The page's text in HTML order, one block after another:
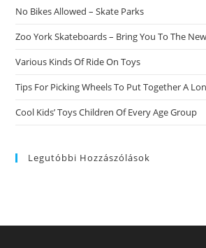
No Bikes Allowed – Skate Parks
Zoo York Skateboards – Bring You To The
Various Kinds Of Ride On Toys
Tips For Picking Wheels To Put Together A
Cool Kids’ Toys Children Of Every Age Group
Legutóbbi Hozzászólások